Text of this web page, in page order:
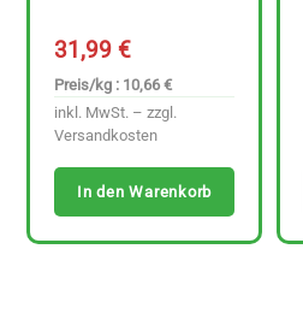
31,99€
Preis/kg : 10,66 €
inkl. MwSt. – zzgl.
Versandkosten
In den Warenkorb